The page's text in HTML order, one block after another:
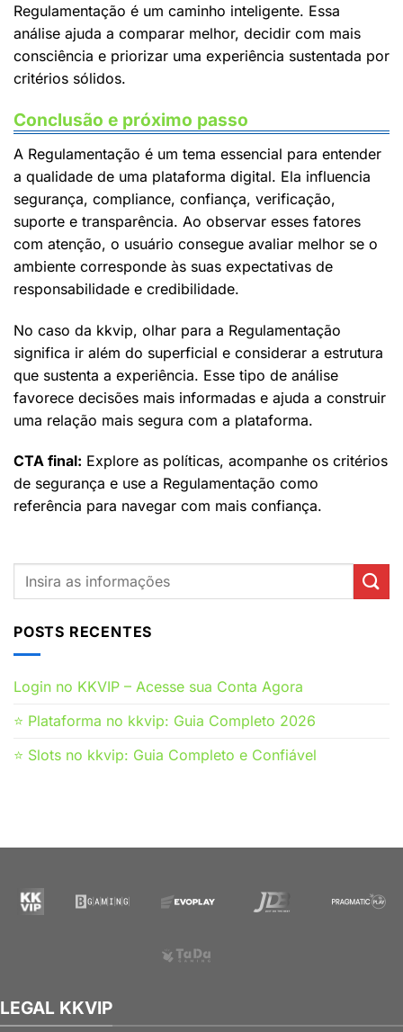
Regulamentação é um caminho inteligente. Essa
análise ajuda a comparar melhor, decidir com mais
consciência e priorizar uma experiência sustentada por
critérios sólidos.
Conclusão e próximo passo
A Regulamentação é um tema essencial para entender
a qualidade de uma plataforma digital. Ela influencia
segurança, compliance, confiança, verificação,
suporte e transparência. Ao observar esses fatores
com atenção, o usuário consegue avaliar melhor se o
ambiente corresponde às suas expectativas de
responsabilidade e credibilidade.
No caso da kkvip, olhar para a Regulamentação
significa ir além do superficial e considerar a estrutura
que sustenta a experiência. Esse tipo de análise
favorece decisões mais informadas e ajuda a construir
uma relação mais segura com a plataforma.
CTA final: Explore as políticas, acompanhe os critérios
de segurança e use a Regulamentação como
referência para navegar com mais confiança.
POSTS RECENTES
Login no KKVIP – Acesse sua Conta Agora
⭐ Plataforma no kkvip: Guia Completo 2026
⭐ Slots no kkvip: Guia Completo e Confiável
LEGAL KKVIP